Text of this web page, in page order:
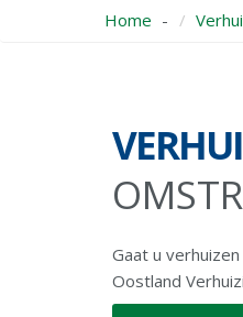
Home
Gaat u
Oostland